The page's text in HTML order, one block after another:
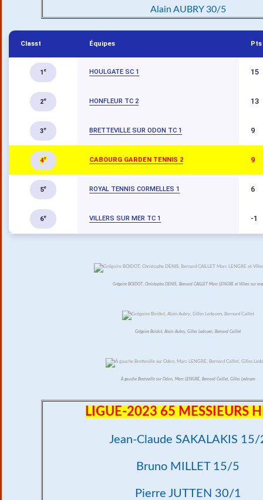
Alain AUBRY 30/5
Classt Équipes Pts
1 e HOULGATE SC 1 15
2e HONFLEUR TC 2 13
3e BRETTEVILLE SUR ODON TC 1 9
4e CABOURG GARDEN TENNIS 2 9
5e ROYAL TENNIS CORMELLES 1 6
6e VILLERS SUR MER TC 1 -1
Grégoire BOIDOT, Christophe DENIS, Bernard CAILLET Marc LENGRE et Villers sur mer
Grégoire Boidot, Alain Aubry, Gilles Ledoyen, Bernard Caillet
À gauche Bretteville sur Odon, Marc LENGRE, Bernard Caillet, Gilles Ledoyen
LIGUE-2023 65 MESSIEURS
Jean-Claude SAKALAKIS 15/
Bruno MILLET 15/5
Pierre JUTTEN 30/1